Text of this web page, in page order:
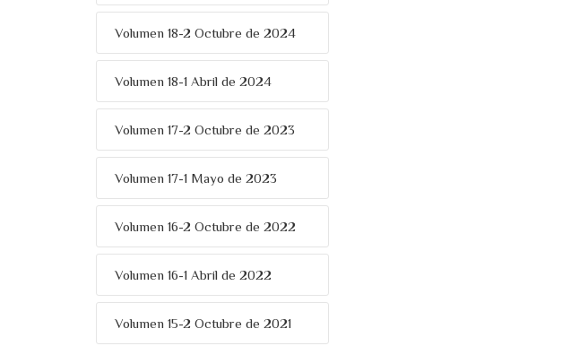
Volumen 18-2 Octubre de 2024
Volumen 18-1 Abril de 2024
Volumen 17-2 Octubre de 2023
Volumen 17-1 Mayo de 2023
Volumen 16-2 Octubre de 2022
Volumen 16-1 Abril de 2022
Volumen 15-2 Octubre de 2021